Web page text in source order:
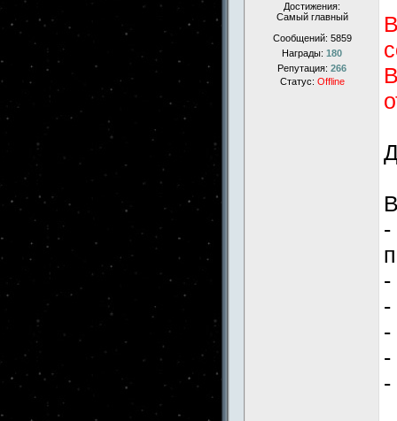
Достижения:
Самый главный
Сообщений: 5859
Награды: 180
Репутация: 266
Статус: Offline
-
-
-
-
-
-